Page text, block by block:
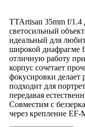
TTArtisan 35mm f/1.4
светосильный
идеальный для
широкой диафрагме
отличную работу
корпус сочетает
фокусировки делает
подходит для
передавая
Совместим с
через крепление EF-